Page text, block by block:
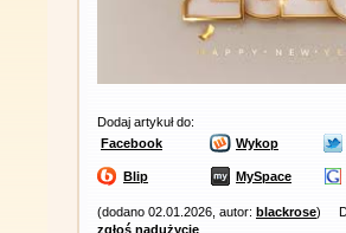
Dodaj artykuł do:
Facebook
Wykop
Blip MySpace
(dodano 02.01.2026, autor: blackrose)
zgłoś nadużycie